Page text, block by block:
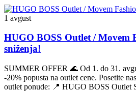
1 avgust
HUGO BOSS Outlet / Movem
sniženja!
SUMMER OFFER 🌊 Od 1. do 31.
-20% popusta na outlet cene. Posetite
outlet ponude: 📍 HUGO BOSS Outlet